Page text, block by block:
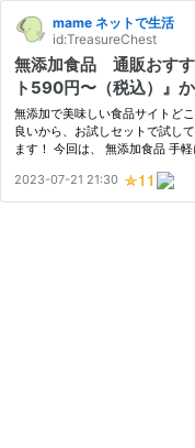
mame ネットで生活
id:TreasureChest
無添加食品 通販おす
ト590円〜（税込）』
え豊富
無添加で美味しい食品サイトど
良いから、お試しセットで試し
ます！ 今回は、 無添加食品 手
す。
入した…
2023-07-21 21:30